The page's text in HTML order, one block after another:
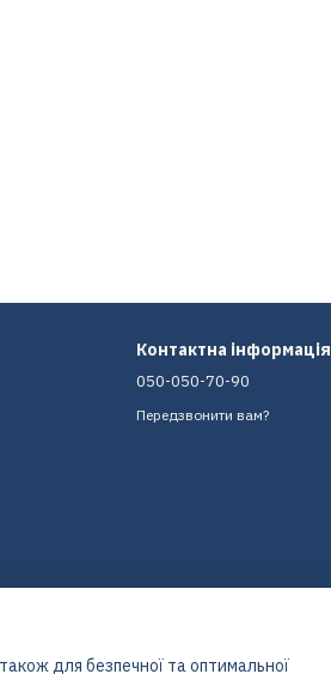
Контактна інформація
050-050-70-90
Передзвонити вам?
для безпечної та оптимальної